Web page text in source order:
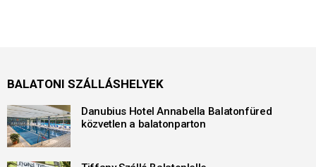
BALATONI SZÁLLÁSHELYEK
Danubius Hotel Annabella Balatonfüred
közvetlen a balatonparton